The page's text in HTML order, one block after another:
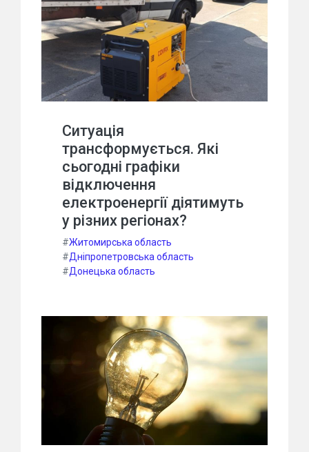
Ситуація
трансформується. Які
сьогодні графіки
відключення
електроенергії діятимуть
у різних регіонах?
#Житомирська область
#Дніпропетровська область
#Донецька область